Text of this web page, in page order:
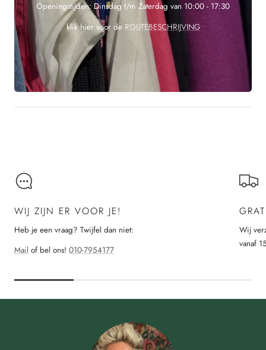
Openingstijden: Dinsdag t/m Zaterdag van 10:00 - 17:30
klik hier voor de ROUTEBESCHRIJVING
WIJ ZIJN ER VOOR JE!
Heb je een vraag? Twijfel dan niet:
Mail of bel ons! 010-7954177
Wij
vanaf